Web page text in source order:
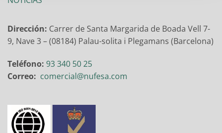
Dirección: Carrer de Santa Margarida de Boada Vell 7-
9, Nave 3 – (08184) Palau-solita i Plegamans (Barcelona)
Teléfono: 93 340 50 25
Correo: comercial@nufesa.com